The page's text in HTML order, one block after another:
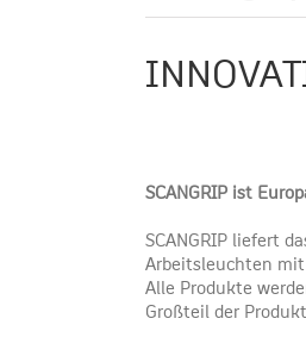
SCANGRIP ist
SCANGRIP liefert
Arbeitsleuchten
Alle Produkte
Großteil der